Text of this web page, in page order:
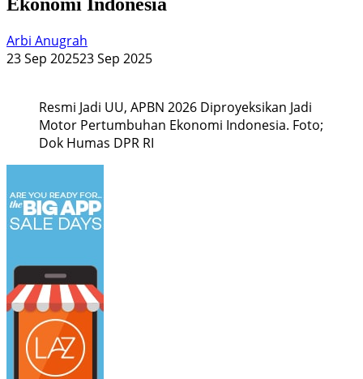
Arbi Anugrah
23 Sep 202523 Sep 2025
Resmi Jadi UU, APBN 2026 Diproyeksikan Jadi
Motor Pertumbuhan Ekonomi Indonesia. Foto;
Dok Humas DPR RI